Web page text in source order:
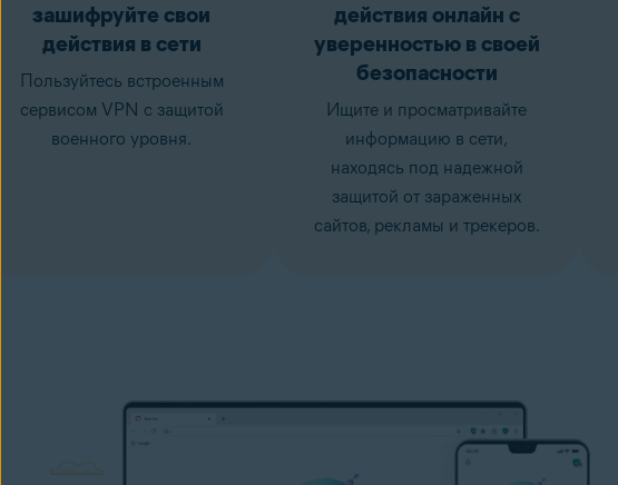
зашифруйте свои
действия в сети
Пользуйтесь встроенным
сервисом VPN с защитой
военного уровня.
действия онлайн с
уверенностью в своей
безопасности
Ищите и просматривайте
информацию в сети,
находясь под надежной
защитой от зараженных
сайтов, рекламы и трекеров.